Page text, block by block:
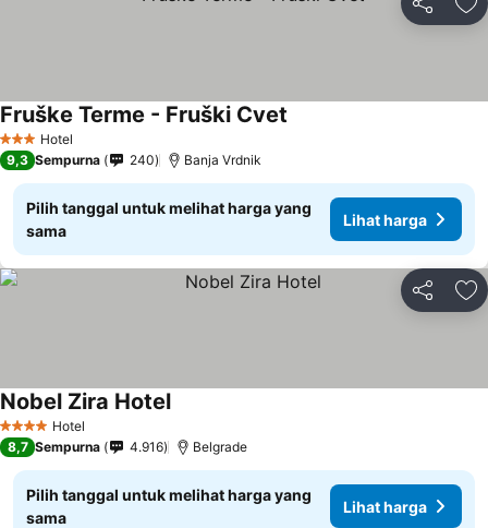
Bagikan
3 BintangHotel
Fruške Terme - Fruški Cvet
9,3 Sempurna 240 Banja Vrdnik
Pilih tanggal untuk melihat harga yang
sama
Lihat harga
Bagikan
4 BintangHotel
Nobel Zira Hotel
8,7 Sempurna 4.916 Belgrade
Pilih tanggal untuk melihat harga yang
sama
Lihat harga